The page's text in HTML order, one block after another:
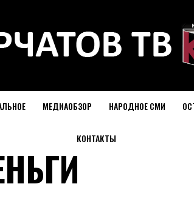
МЕДИАОБЗОР НАРОДНОЕ СМИ
КОНТАКТЫ